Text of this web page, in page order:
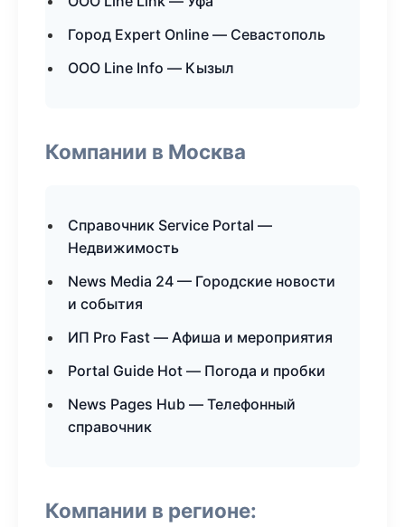
Город Expert Online — Севастополь
ООО Line Info — Кызыл
Компании в Москва
Справочник Service Portal —
Недвижимость
News Media 24 — Городские новости
и события
ИП Pro Fast — Афиша и мероприятия
Portal Guide Hot — Погода и пробки
News Pages Hub — Телефонный
справочник
Компании в регионе: